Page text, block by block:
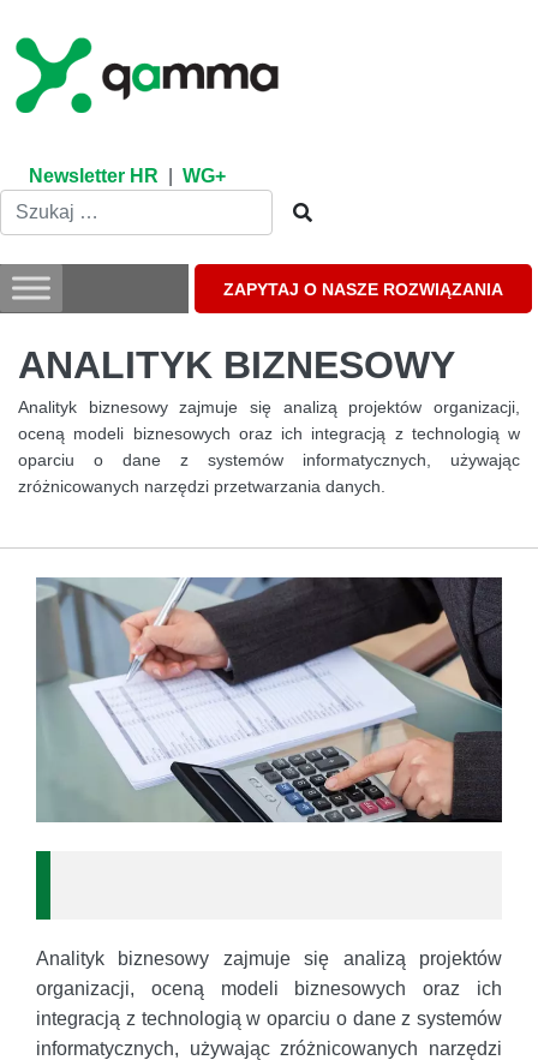
content
Newsletter HR WG+
ZAPYTAJ O NASZE ROZWIĄZANIA
ANALITYK BIZNESOWY
Analityk biznesowy zajmuje się analizą projektów organizacji,
oceną modeli biznesowych oraz ich integracją z technologią w
oparciu o dane z systemów informatycznych, używając
zróżnicowanych narzędzi przetwarzania danych.
Analityk biznesowy zajmuje się analizą projektów
organizacji, oceną modeli biznesowych oraz ich
integracją z technologią w oparciu o dane z systemów
informatycznych, używając zróżnicowanych narzędzi